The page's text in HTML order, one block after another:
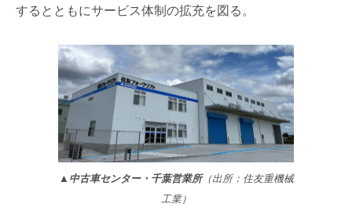
するとともにサービス体制の拡充を図る。
▲中古車センター・千葉営業所（出所：住友重機械
工業）